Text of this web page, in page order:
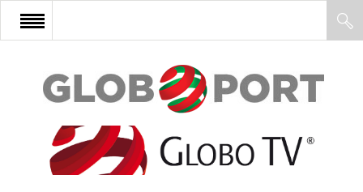
FŐOLDAL
AFRIKA